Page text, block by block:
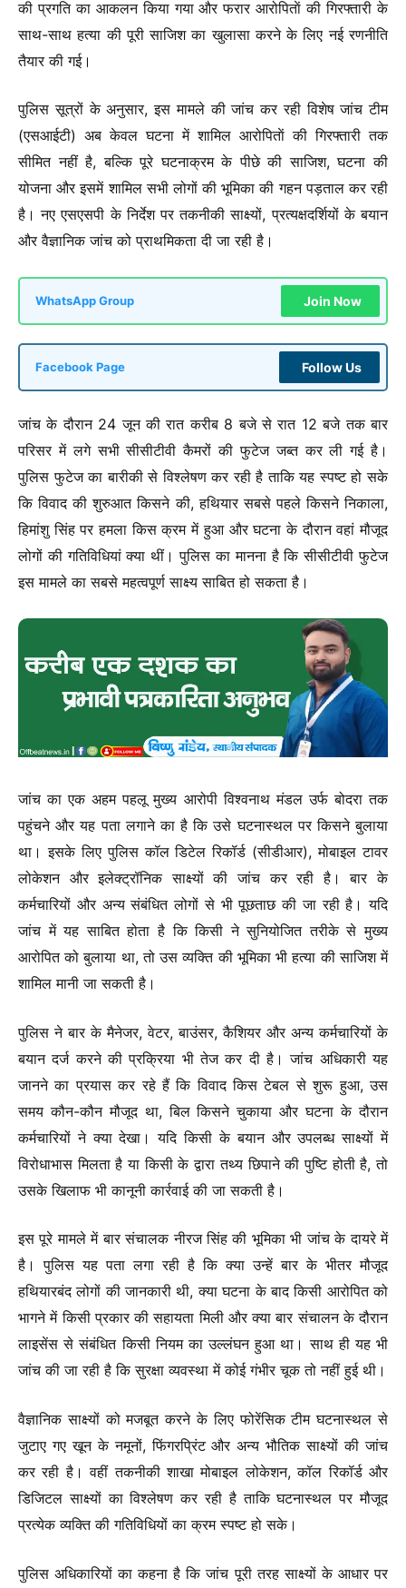
की प्रगति का आकलन किया गया और फरार आरोपिताें की गिरफ्तारी के
साथ-साथ हत्या की पूरी साजिश का खुलासा करने के लिए नई रणनीति
तैयार की गई।
पुलिस सूत्रों के अनुसार, इस मामले की जांच कर रही विशेष जांच टीम
(एसआईटी) अब केवल घटना में शामिल आरोपिताें की गिरफ्तारी तक
सीमित नहीं है, बल्कि पूरे घटनाक्रम के पीछे की साजिश, घटना की
योजना और इसमें शामिल सभी लोगों की भूमिका की गहन पड़ताल कर रही
है। नए एसएसपी के निर्देश पर तकनीकी साक्ष्यों, प्रत्यक्षदर्शियों के बयान
और वैज्ञानिक जांच को प्राथमिकता दी जा रही है।
WhatsApp Group Join Now
Facebook Page Follow Us
जांच के दौरान 24 जून की रात करीब 8 बजे से रात 12 बजे तक बार
परिसर में लगे सभी सीसीटीवी कैमरों की फुटेज जब्त कर ली गई है।
पुलिस फुटेज का बारीकी से विश्लेषण कर रही है ताकि यह स्पष्ट हो सके
कि विवाद की शुरुआत किसने की, हथियार सबसे पहले किसने निकाला,
हिमांशु सिंह पर हमला किस क्रम में हुआ और घटना के दौरान वहां मौजूद
लोगों की गतिविधियां क्या थीं। पुलिस का मानना है कि सीसीटीवी फुटेज
इस मामले का सबसे महत्वपूर्ण साक्ष्य साबित हो सकता है।
जांच का एक अहम पहलू मुख्य आरोपी विश्वनाथ मंडल उर्फ बोदरा तक
पहुंचने और यह पता लगाने का है कि उसे घटनास्थल पर किसने बुलाया
था। इसके लिए पुलिस कॉल डिटेल रिकॉर्ड (सीडीआर), मोबाइल टावर
लोकेशन और इलेक्ट्रॉनिक साक्ष्यों की जांच कर रही है। बार के
कर्मचारियों और अन्य संबंधित लोगों से भी पूछताछ की जा रही है। यदि
जांच में यह साबित होता है कि किसी ने सुनियोजित तरीके से मुख्य
आरोपित को बुलाया था, तो उस व्यक्ति की भूमिका भी हत्या की साजिश में
शामिल मानी जा सकती है।
पुलिस ने बार के मैनेजर, वेटर, बाउंसर, कैशियर और अन्य कर्मचारियों के
बयान दर्ज करने की प्रक्रिया भी तेज कर दी है। जांच अधिकारी यह
जानने का प्रयास कर रहे हैं कि विवाद किस टेबल से शुरू हुआ, उस
समय कौन-कौन मौजूद था, बिल किसने चुकाया और घटना के दौरान
कर्मचारियों ने क्या देखा। यदि किसी के बयान और उपलब्ध साक्ष्यों में
विरोधाभास मिलता है या किसी के द्वारा तथ्य छिपाने की पुष्टि होती है, तो
उसके खिलाफ भी कानूनी कार्रवाई की जा सकती है।
इस पूरे मामले में बार संचालक नीरज सिंह की भूमिका भी जांच के दायरे में
है। पुलिस यह पता लगा रही है कि क्या उन्हें बार के भीतर मौजूद
हथियारबंद लोगों की जानकारी थी, क्या घटना के बाद किसी आरोपित को
भागने में किसी प्रकार की सहायता मिली और क्या बार संचालन के दौरान
लाइसेंस से संबंधित किसी नियम का उल्लंघन हुआ था। साथ ही यह भी
जांच की जा रही है कि सुरक्षा व्यवस्था में कोई गंभीर चूक तो नहीं हुई थी।
वैज्ञानिक साक्ष्यों को मजबूत करने के लिए फोरेंसिक टीम घटनास्थल से
जुटाए गए खून के नमूनों, फिंगरप्रिंट और अन्य भौतिक साक्ष्यों की जांच
कर रही है। वहीं तकनीकी शाखा मोबाइल लोकेशन, कॉल रिकॉर्ड और
डिजिटल साक्ष्यों का विश्लेषण कर रही है ताकि घटनास्थल पर मौजूद
प्रत्येक व्यक्ति की गतिविधियों का क्रम स्पष्ट हो सके।
पुलिस अधिकारियों का कहना है कि जांच पूरी तरह साक्ष्यों के आधार पर